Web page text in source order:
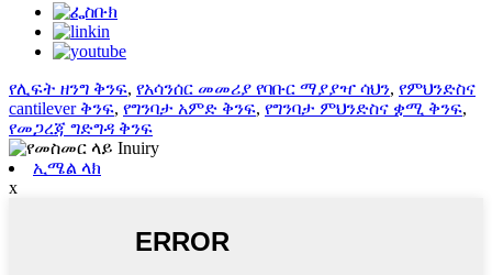
የሊፍት ዘንግ ቅንፍ, የአሳንሰር መመሪያ የባቡር ማያያዣ ሳህን, የምህንድስና
cantilever ቅንፍ, የግንባታ አምድ ቅንፍ, የግንባታ ምህንድስና ቋሚ ቅንፍ,
የመጋረጃ ግድግዳ ቅንፍ
ኢሜል ላክ
x